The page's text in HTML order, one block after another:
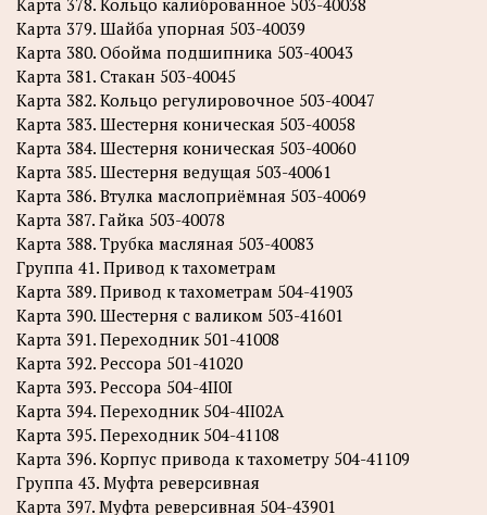
Карта 378. Кольцо калиброванное 503-40038
Карта 379. Шайба упорная 503-40039
Карта 380. Обойма подшипника 503-40043
Карта 381. Стакан 503-40045
Карта 382. Кольцо регулировочное 503-40047
Карта 383. Шестерня коническая 503-40058
Карта 384. Шестерня коническая 503-40060
Карта 385. Шестерня ведущая 503-40061
Карта 386. Втулка маслоприёмная 503-40069
Карта 387. Гайка 503-40078
Карта 388. Трубка масляная 503-40083
Группа 41. Привод к тахометрам
Карта 389. Привод к тахометрам 504-41903
Карта 390. Шестерня с валиком 503-41601
Карта 391. Переходник 501-41008
Карта 392. Рессора 501-41020
Карта 393. Рессора 504-4II0I
Карта 394. Переходник 504-4II02A
Карта 395. Переходник 504-41108
Карта 396. Корпус привода к тахометру 504-41109
Группа 43. Муфта реверсивная
Карта 397. Муфта реверсивная 504-43901